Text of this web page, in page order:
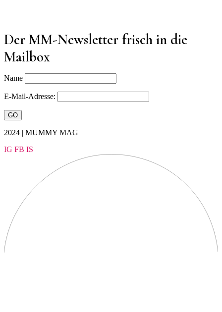
Der MM-Newsletter frisch in die
Mailbox
Name
E-Mail-Adresse:
2024 | MUMMY MAG
IG FB IS